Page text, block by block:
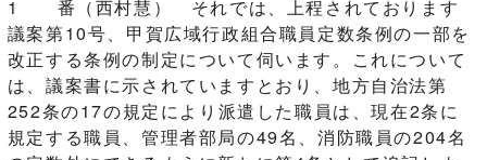
1 番（西村慧） それでは、上程されております
議案第10号、甲賀広域行政組合職員定数条例の一部を
改正する条例の制定について伺います。これについて
は、議案書に示されていますとおり、地方自治法第
252条の17の規定により派遣した職員は、現在2条に
規定する職員、管理者部局の49名、消防職員の204名